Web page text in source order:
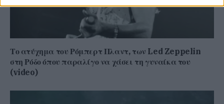
Το ατύχημα του Ρόμπερτ Πλαντ, των Led Zeppelin
στη Ρόδο όπου παραλίγο να χάσει τη γυναίκα του
(video)